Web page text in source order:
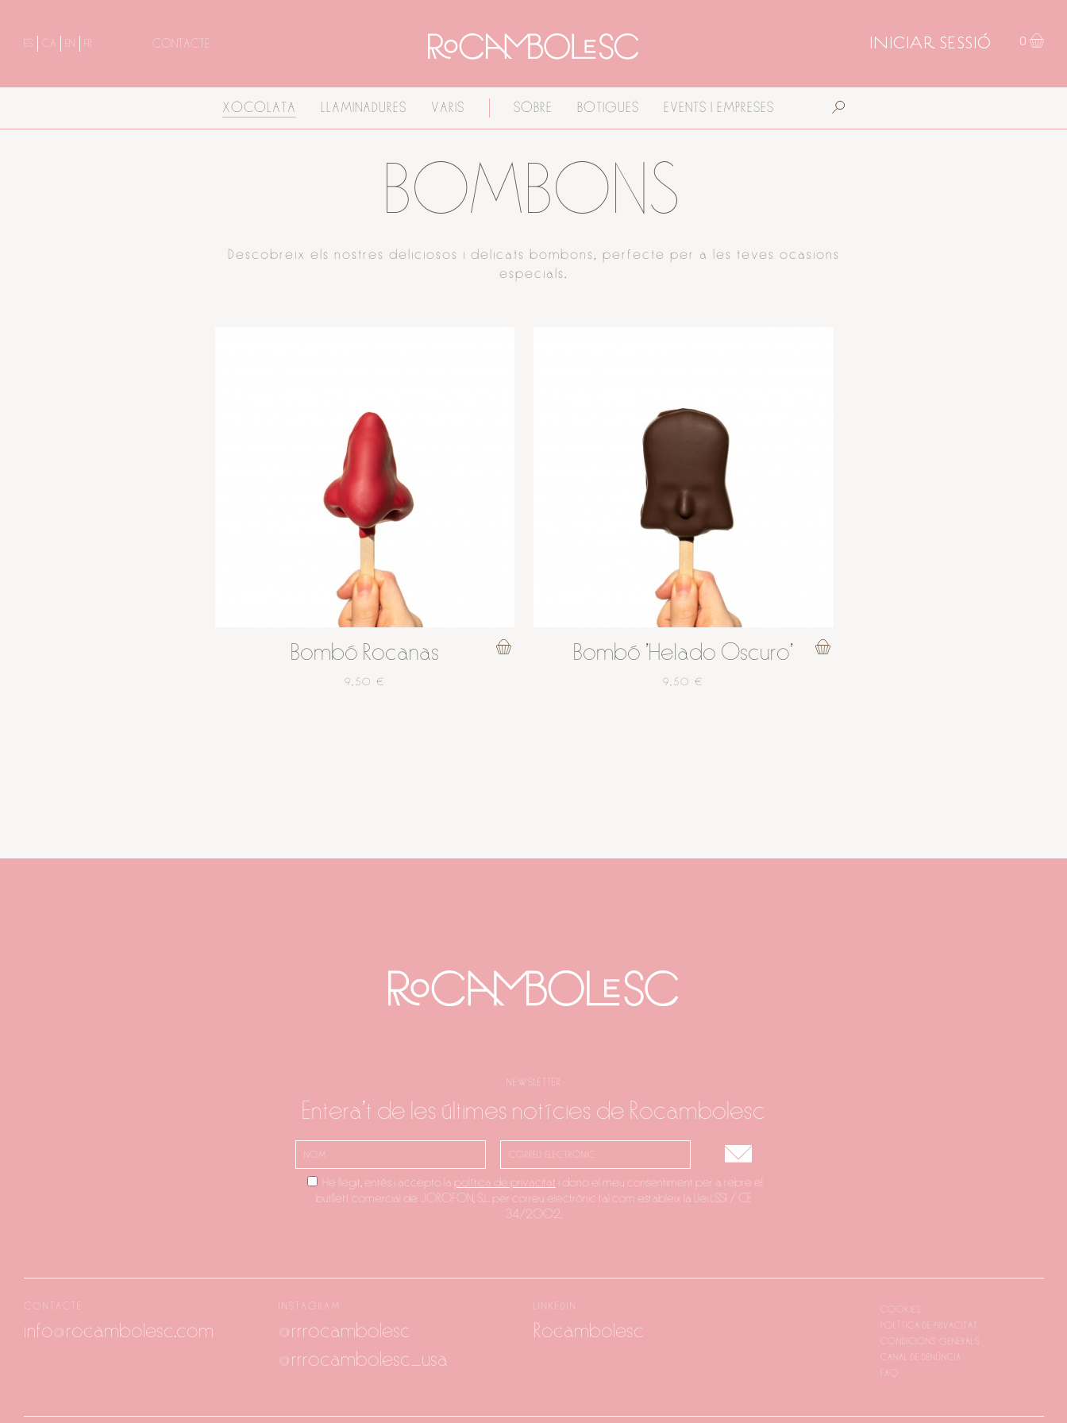
ES CA EN FR CONTACTE INICIAR SESSIÓ 0
XOCOLATA LLAMINADURES VARIS SOBRE BOTIGUES EVENTS I EMPRESES
BOMBONS
Descobreix els nostres deliciosos i delicats bombons, perfecte per a les teves ocasions
especials.
Bombó Rocanas
9,50 €
Bombó 'Helado Oscuro'
9,50 €
NEWSLETTER
Entera't de les últimes notícies de Rocambolesc
He llegit, entés i accepto la política de privacitat i dono el meu consentiment per a rebre el
butlletí comercial de JOROFON, S.L. per correu electrònic tal com estableix la Llei LSSI / CE
34/2002.
CONTACTE
info@rocambolesc.com
INSTAGRAM
@rrrocambolesc
@rrrocambolesc_usa
LINKEDIN
Rocambolesc
COOKIES
POLÍTICA DE PRIVACITAT
CONDICIONS GENERALS
CANAL DE DENÚNCIA
FAQ